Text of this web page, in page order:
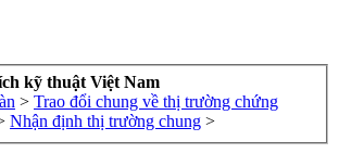
kỹ thuật Việt Nam
> Trao đổi chung về thị trường chứng
Nhận định thị trường chung >